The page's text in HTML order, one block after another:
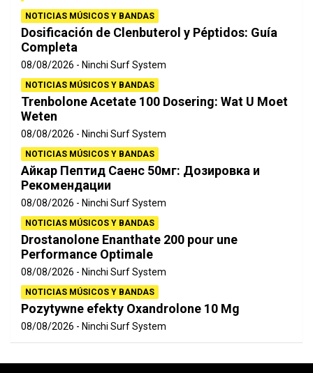
NOTICIAS MÚSICOS Y BANDAS
Dosificación de Clenbuterol y Péptidos: Guía
Completa
08/08/2026 Ninchi Surf System
NOTICIAS MÚSICOS Y BANDAS
Trenbolone Acetate 100 Dosering: Wat U Moet
Weten
08/08/2026 Ninchi Surf System
NOTICIAS MÚSICOS Y BANDAS
Айкар Пептид Саенс 50мг: Дозировка и
Рекомендации
08/08/2026 Ninchi Surf System
NOTICIAS MÚSICOS Y BANDAS
Drostanolone Enanthate 200 pour une
Performance Optimale
08/08/2026 Ninchi Surf System
NOTICIAS MÚSICOS Y BANDAS
Pozytywne efekty Oxandrolone 10 Mg
08/08/2026 Ninchi Surf System